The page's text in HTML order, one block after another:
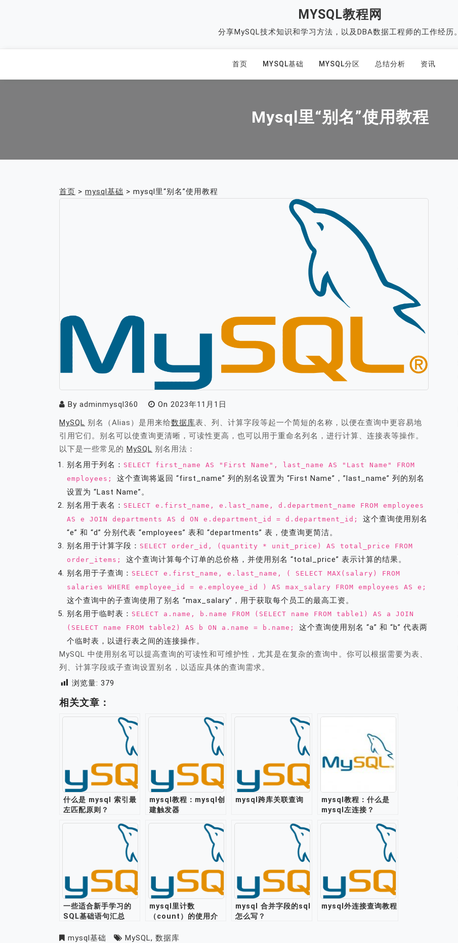
MYSQL教程网
分享MySQL技术知识和学习方法，以及DBA数据工程师的工作经历。
首页 MYSQL基础 MYSQL分区 总结分析 资讯
Mysql里“别名”使用教程
首页 > mysql基础 > mysql里“别名”使用教程
By adminmysql360 On 2023年11月1日
MySQL 别名（Alias）是用来给数据库表、列、计算字段等起一个简短的名称，以便在查询中更容易地
引用它们。别名可以使查询更清晰，可读性更高，也可以用于重命名列名，进行计算、连接表等操作。
以下是一些常见的 MySQL 别名用法：
别名用于列名： SELECT first_name AS "First Name", last_name AS "Last Name" FROM
employees; 这个查询将返回 “first_name” 列的别名设置为 “First Name”，”last_name” 列的别名
设置为 “Last Name”。
别名用于表名： SELECT e.first_name, e.last_name, d.department_name FROM employees
AS e JOIN departments AS d ON e.department_id = d.department_id; 这个查询使用别名
“e” 和 “d” 分别代表 “employees” 表和 “departments” 表，使查询更简洁。
别名用于计算字段： SELECT order_id, (quantity * unit_price) AS total_price FROM
order_items; 这个查询计算每个订单的总价格，并使用别名 “total_price” 表示计算的结果。
别名用于子查询： SELECT e.first_name, e.last_name, ( SELECT MAX(salary) FROM
salaries WHERE employee_id = e.employee_id ) AS max_salary FROM employees AS e;
这个查询中的子查询使用了别名 “max_salary”，用于获取每个员工的最高工资。
别名用于临时表： SELECT a.name, b.name FROM (SELECT name FROM table1) AS a JOIN
(SELECT name FROM table2) AS b ON a.name = b.name; 这个查询使用别名 “a” 和 “b” 代表两
个临时表，以进行表之间的连接操作。
MySQL 中使用别名可以提高查询的可读性和可维护性，尤其是在复杂的查询中。你可以根据需要为表、
列、计算字段或子查询设置别名，以适应具体的查询需求。
浏览量: 379
相关文章：
什么是 mysql 索引最
左匹配原则？
mysql教程：mysql创
建触发器
mysql跨库关联查询
mysql教程：什么是
mysql左连接？
一些适合新手学习的
SQL基础语句汇总
mysql里计数
（count）的使用介
mysql 合并字段的sql
怎么写？
mysql外连接查询教程
mysql基础 MySQL, 数据库